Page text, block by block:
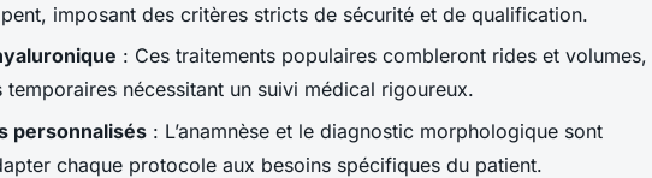
imposant des critères stricts de sécurité et de qualification.
: Ces traitements populaires combleront rides et volumes,
temporaires nécessitant un suivi médical rigoureux.
personnalisés : L’anamnèse et le diagnostic morphologique sont
chaque protocole aux besoins spécifiques du patient.